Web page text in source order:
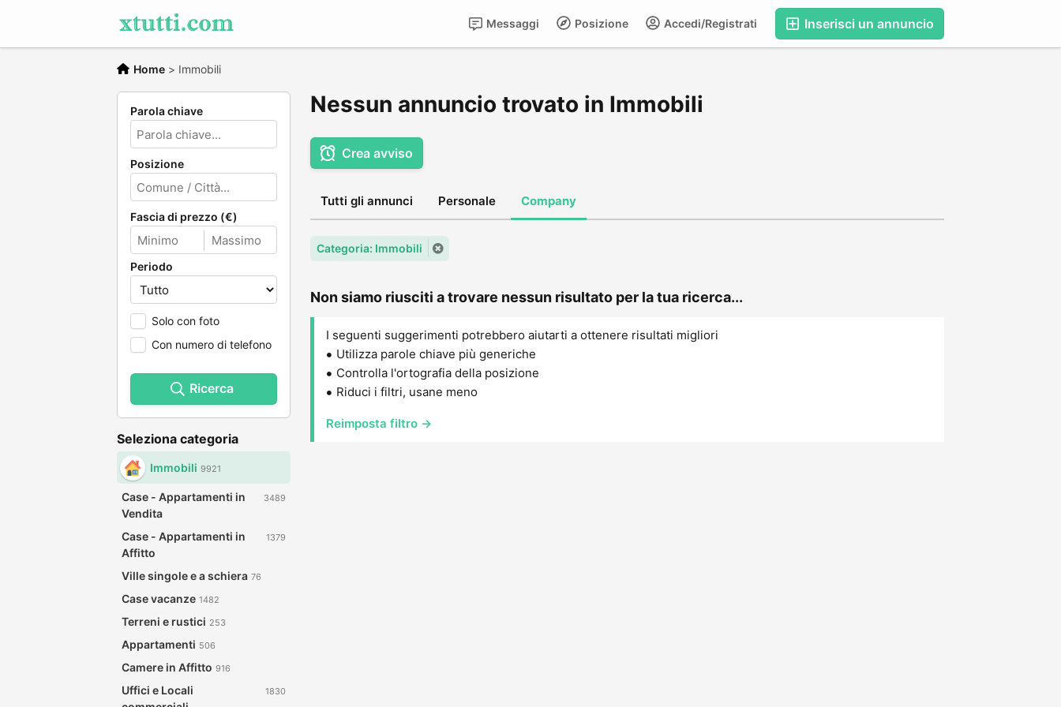
Inserisci un annuncio
Accedi/Registrati
Posizione
Messaggi
Home > Immobili
Parola chiave
Posizione
Fascia di prezzo (€)
Periodo
Solo con foto
Con numero di telefono
Ricerca
Seleziona categoria
Immobili 9921
Case - Appartamenti in
Vendita
3489
Case - Appartamenti in
Affitto
1379
Ville singole e a schiera 76
Case vacanze 1482
Terreni e rustici 253
Appartamenti 506
Camere in Affitto 916
Uffici e Locali
1830
Nessun annuncio trovato in Immobili
Crea avviso
Tutti gli annunci Personale Company
Categoria: Immobili
Non siamo riusciti a trovare nessun risultato per la tua ricerca...
I seguenti suggerimenti potrebbero aiutarti a ottenere risultati migliori
Utilizza parole chiave più generiche
Controlla l'ortografia della posizione
Riduci i filtri, usane meno
Reimposta filtro →